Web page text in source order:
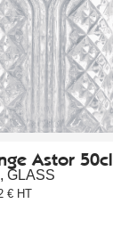
Astor 50cl
, GLASS
€ HT